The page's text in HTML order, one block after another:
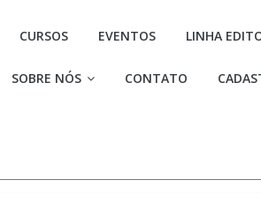
Liberal
mais
CURSOS EVENTOS LINHA
SOBRE NÓS CONTATO